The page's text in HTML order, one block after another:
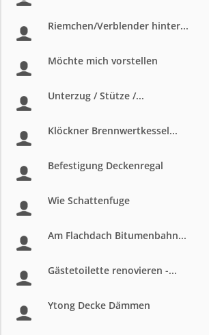
Riemchen/Verblender hinter...
Möchte mich vorstellen
Unterzug / Stütze /...
Klöckner Brennwertkessel...
Befestigung Deckenregal
Wie Schattenfuge
Am Flachdach Bitumenbahn...
Gästetoilette renovieren -...
Ytong Decke Dämmen